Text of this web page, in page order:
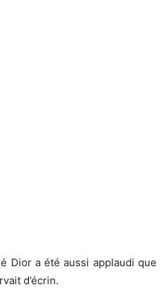
Dior a été aussi applaudi que
d’écrin.